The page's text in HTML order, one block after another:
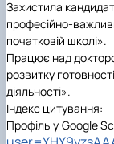
Захистила
професійно-
початковій школі».
Працює над
розвитку
діяльності».
Індекс цитування:
Профіль у Google